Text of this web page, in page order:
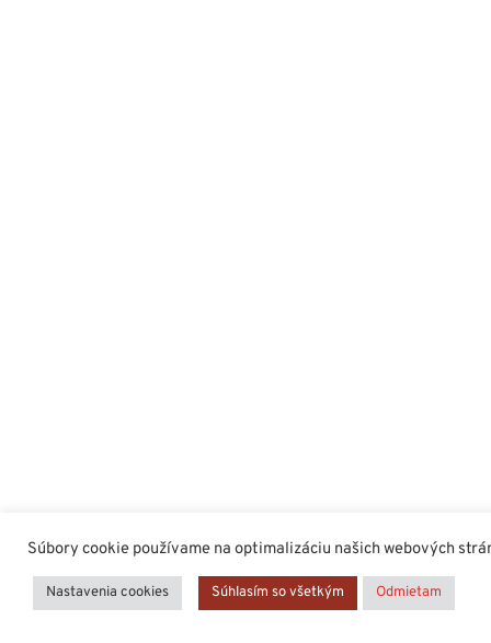
Súbory cookie používame na optimalizáciu našich webových
Nastavenia cookies Súhlasím so všetkým Odmietam